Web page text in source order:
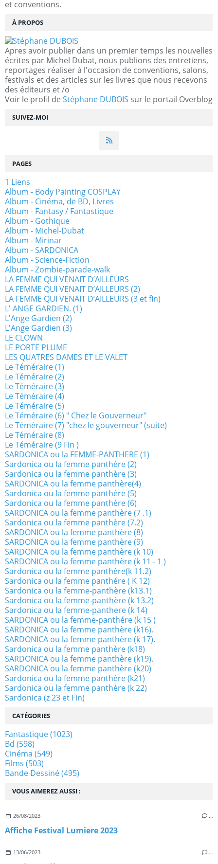
SUIVEZ-MOI
et conventions.
À PROPOS
Apres avoir publier dans un premier temps les nouvelles
écrites par Michel Dubat, nous publions des entretiens,
reportages réaliser à l'occasion de conventions, salons,
festivals et des articles sur les livres que nous recevons
des éditeurs et /o
Voir le profil de Stéphane DUBOIS sur le portail Overblog
VOUS AIMEREZ AUSSI :
26/08/2023 …
Affiche Festival Lumiere 2023
13/06/2023 …
PAGES
1 Liens
Album - Body Painting COSPLAY
Album - Cinéma, de BD, Livres
Album - Fantasy / Fantastique
Album - Gothique
Album - Michel-Dubat
Album - Mirinar
Album - SARDONICA
Album - Science-Fiction
Album - Zombie-parade-walk
LA FEMME QUI VENAIT D’AILLEURS
LA FEMME QUI VENAIT D’AILLEURS (2)
LA FEMME QUI VENAIT D’AILLEURS (3 et fin)
L' ANGE GARDIEN. (1)
L'Ange Gardien (2)
L'Ange Gardien (3)
LE CLOWN
LE PORTE PLUME
LES QUATRES DAMES ET LE VALET
Le Téméraire (1)
Le Téméraire (2)
Le Téméraire (3)
Le Téméraire (4)
Le Téméraire (5)
Le Téméraire (6) " Chez le Gouverneur"
Le Téméraire (7) "chez le gouverneur" (suite)
Le Téméraire (8)
Le Téméraire (9 Fin )
SARDONICA ou la FEMME-PANTHERE (1)
Sardonica ou la femme panthère (2)
Sardonica ou la femme panthère (3)
SARDONICA ou la femme panthère(4)
Sardonica ou la femme panthère (5)
Sardonica ou la femme panthère (6)
SARDONICA ou la femme panthère (7 .1)
Sardonica ou la femme panthère (7.2)
SARDONICA ou la femme panthère (8)
SARDONICA ou la femme panthère (9)
SARDONICA ou la femme panthère (k 10)
SARDONICA ou la femme panthère (k 11 - 1 )
Sardonica ou la femme panthère(k 11.2)
Sardonica ou la femme panthére ( K 12)
Sardonica ou la femme-panthère (k13.1)
Sardonica ou la femme-panthère (k 13.2)
Sardonica ou la femme-panthere (k 14)
SARDONICA ou la femme-panthére (k 15 )
SARDONICA ou la femme panthère (k16).
SARDONICA ou la femme panthère (k 17).
Sardonica ou la femme panthère (k18)
SARDONICA ou la femme panthère (k19).
SARDONICA ou la femme panthère (k20)
Sardonica ou la femme panthère (k21)
Sardonica ou la femme panthère (k 22)
Sardonica (z 23 et Fin)
CATÉGORIES
Fantastique(1023)
Bd (598)
Cinéma (549)
Films (503)
Bande Dessiné(495)